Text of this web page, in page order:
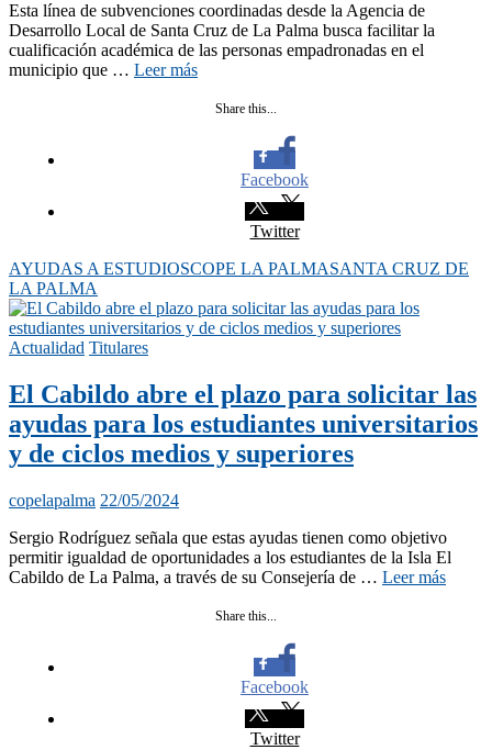
Esta línea de subvenciones coordinadas desde la Agencia de
Desarrollo Local de Santa Cruz de La Palma busca facilitar la
cualificación académica de las personas empadronadas en el
municipio que … Leer más
Share this...
Facebook
Twitter
AYUDAS A ESTUDIOSCOPE LA PALMASANTA CRUZ DE
LA PALMA
Actualidad Titulares
El Cabildo abre el plazo para solicitar las
ayudas para los estudiantes universitarios
y de ciclos medios y superiores
copelapalma 22/05/2024
Sergio Rodríguez señala que estas ayudas tienen como objetivo
permitir igualdad de oportunidades a los estudiantes de la Isla El
Cabildo de La Palma, a través de su Consejería de … Leer más
Share this...
Facebook
Twitter